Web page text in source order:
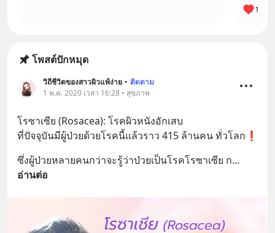
1
โพสต์ปักหมุด
วิถีชีวิตของสาวผิวแพ้ง่าย • ติดตาม
1 พ.ค. 2020 เวลา 16:28 • สุขภาพ
โรซาเซีย (Rosacea): โรคผิวหนังอักเสบ
ที่ปัจจุบันมีผู้ป่วยด้วยโรคนี้แล้วราว 415 ล้านคน ทั่วโลก❗️
ซึ่งผู้ป่วยหลายคนกว่าจะรู้ว่าป่วยเป็นโรคโรซาเซีย ก
อ่านต่อ